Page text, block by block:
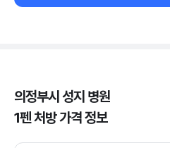
의정부시 성지 병원
1펜 처방 가격 정보